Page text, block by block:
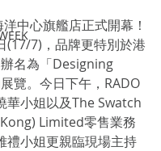
中心旗艦店正式開幕！
(17/7)，品牌更特別於港
名為「Designing
覽。今日下午，RADO
華小姐以及The Swatch
Limited零售業務
禮小姐更親臨現場主持